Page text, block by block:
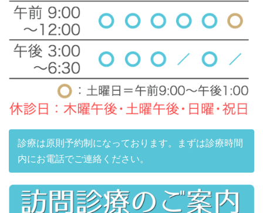
診療は原則予約制になっております。まずは診療時間
内にお電話でご連絡ください。